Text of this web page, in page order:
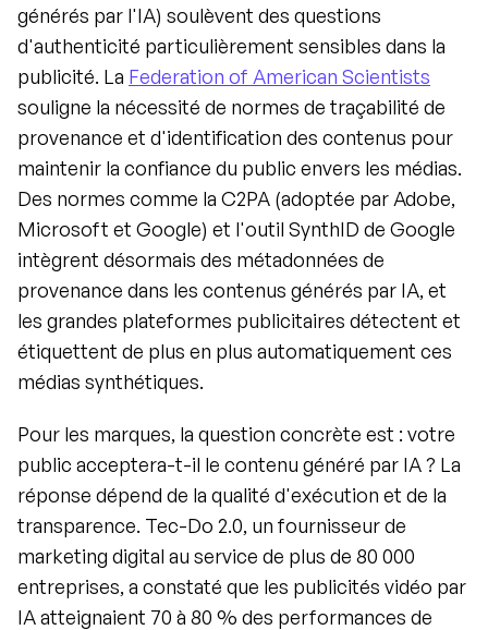
générés par l'IA) soulèvent des questions
d'authenticité particulièrement sensibles dans la
publicité. La Federation of American Scientists
souligne la nécessité de normes de traçabilité de
provenance et d'identification des contenus pour
maintenir la confiance du public envers les médias.
Des normes comme la C2PA (adoptée par Adobe,
Microsoft et Google) et l'outil SynthID de Google
intègrent désormais des métadonnées de
provenance dans les contenus générés par IA, et
les grandes plateformes publicitaires détectent et
étiquettent de plus en plus automatiquement ces
médias synthétiques.
Pour les marques, la question concrète est : votre
public acceptera-t-il le contenu généré par IA ? La
réponse dépend de la qualité d'exécution et de la
transparence. Tec-Do 2.0, un fournisseur de
marketing digital au service de plus de 80 000
entreprises, a constaté que les publicités vidéo par
IA atteignaient 70 à 80 % des performances de